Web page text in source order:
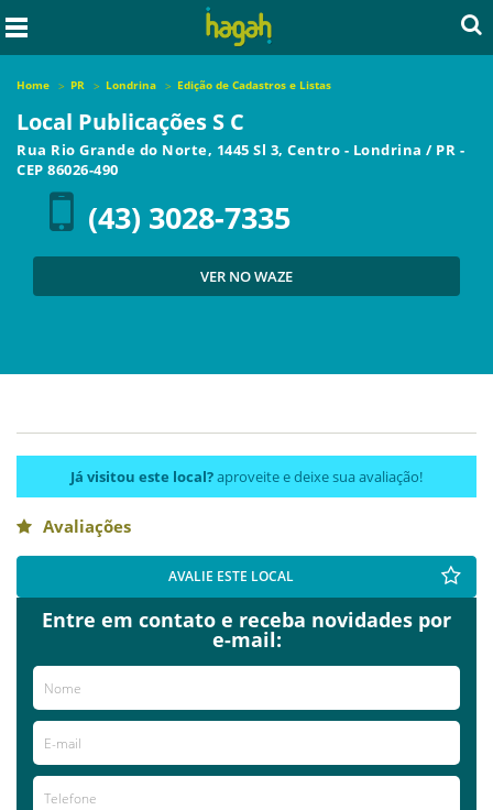
Home PR Londrina Edição de Cadastros e Listas
Local Publicações S C
Rua Rio Grande do Norte, 1445 Sl 3, Centro - Londrina / PR -
CEP 86026-490
(43) 3028-7335
VER NO WAZE
Já visitou este local?aproveite e deixe sua avaliação!
Avaliações
AVALIE ESTE LOCAL
Entre em contato e receba novidades por
e-mail: